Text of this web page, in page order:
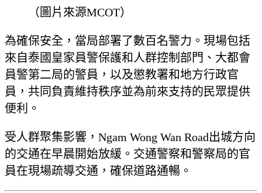
（圖片來源MCOT）
為確保安全，當局部署了數百名警力。現場包括
來自泰國皇家員警保護和人群控制部門、大都會
員警第二局的警員，以及懲教署和地方行政官
員，共同負責維持秩序並為前來支持的民眾提供
便利。
受人群聚集影響，Ngam Wong Wan Road出城方向
的交通在早晨開始放緩。交通警察和警察局的官
員在現場疏導交通，確保道路通暢。